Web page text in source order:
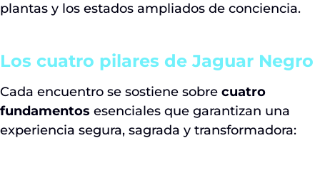
plantas y los estados ampliados de conciencia.
Los cuatro pilares de Jaguar Negro
Cada encuentro se sostiene sobre cuatro
fundamentos esenciales que garantizan una
experiencia segura, sagrada y transformadora: